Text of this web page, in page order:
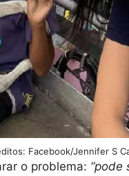
Facebook/Jennifer S
o problema: “pode